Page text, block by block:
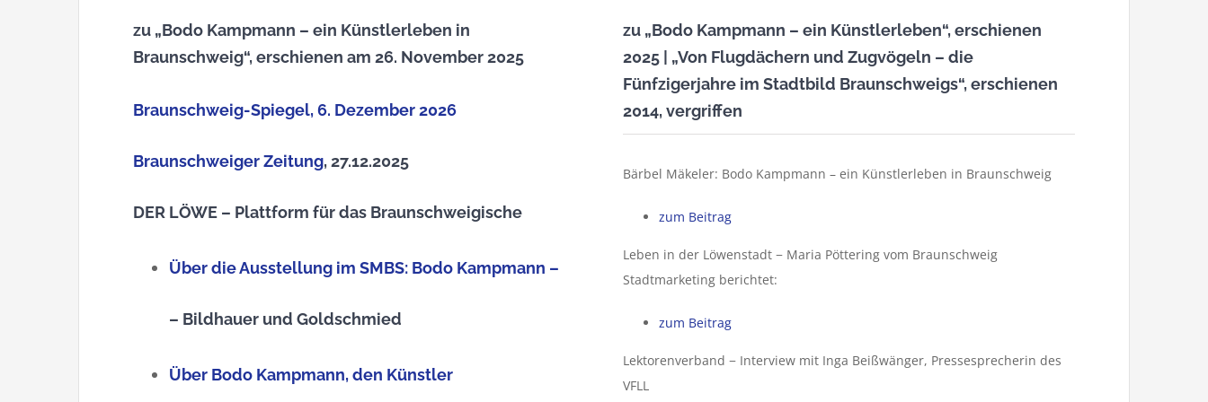
zu „Bodo Kampmann – ein Künstlerleben in
Braunschweig“, erschienen am 26. November 2025
Braunschweig-Spiegel, 6. Dezember 2026
Braunschweiger Zeitung, 27.12.2025
DER LÖWE – Plattform für das Braunschweigische
Über die Ausstellung im SMBS: Bodo Kampmann –
– Bildhauer und Goldschmied
Über Bodo Kampmann, den Künstler
zu „Bodo Kampmann – ein Künstlerleben“, erschienen
2025 | „Von Flugdächern und Zugvögeln – die
Fünfzigerjahre im Stadtbild Braunschweigs“, erschienen
2014, vergriffen
Bärbel Mäkeler: Bodo Kampmann – ein Künstlerleben in Braunschweig
zum Beitrag
Leben in der Löwenstadt − Maria Pöttering vom Braunschweig
Stadtmarketing berichtet:
zum Beitrag
Lektorenverband − Interview mit Inga Beißwänger, Pressesprecherin des
VFLL